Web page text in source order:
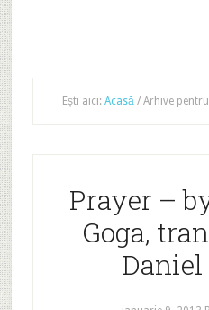
Ești aici: Acasă /Arhive
Prayer –
Goga,